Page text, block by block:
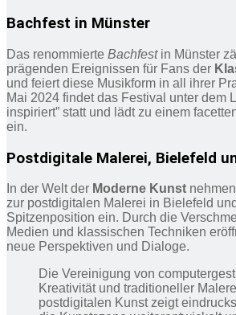
Bachfest in Münster
Das renommierte Bachfestin Münster
prägenden Ereignissen für Fans der
und feiert diese Musikform in all ihrer
Mai 2024 findet das Festival unter dem
inspiriert” statt und lädt zu einem
ein.
Postdigitale Malerei, Bielefeld
In der Welt der Moderne Kunst
zur postdigitalen Malerei in Bielefeld
Spitzenposition ein. Durch die
Medien und klassischen Techniken
neue Perspektiven und Dialoge.
Die Vereinigung von
Kreativität und traditioneller
postdigitalen Kunst zeigt